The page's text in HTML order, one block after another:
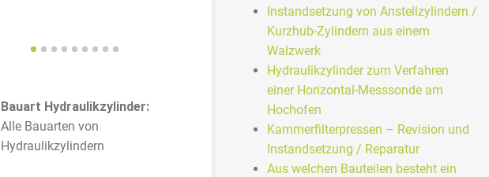
Bauart Hydraulikzylinder:
Alle Bauarten von
Hydraulikzylindern
Instandsetzung von Anstellzylindern /
Kurzhub-Zylindern aus einem
Walzwerk
Hydraulikzylinder zum Verfahren
einer Horizontal-Messsonde am
Hochofen
Kammerfilterpressen – Revision und
Instandsetzung / Reparatur
Aus welchen Bauteilen besteht ein